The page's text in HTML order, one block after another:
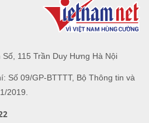
115 Trần Duy Hưng Hà Nội
Số 09/GP-BTTTT, Bộ Thông tin và
2019.